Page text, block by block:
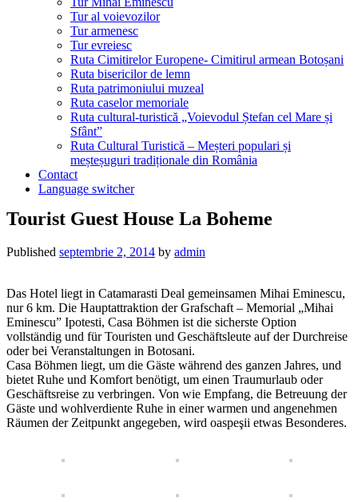
Tur al voievozilor
Tur armenesc
Tur evreiesc
Ruta Cimitirelor Europene- Cimitirul armean Botoșani
Ruta bisericilor de lemn
Ruta patrimoniului muzeal
Ruta caselor memoriale
Ruta cultural-turistică „Voievodul Ștefan cel Mare și
Sfânt”
Ruta Cultural Turistică – Meșteri populari și
meșteșuguri tradiționale din România
Contact
Language switcher
Tourist Guest House La Boheme
Published septembrie 2, 2014 by admin
Das Hotel liegt in Catamarasti Deal gemeinsamen Mihai Eminescu,
nur 6 km. Die Hauptattraktion der Grafschaft – Memorial „Mihai
Eminescu” Ipotesti, Casa Böhmen ist die sicherste Option
vollständig und für Touristen und Geschäftsleute auf der Durchreise
oder bei Veranstaltungen in Botosani.
Casa Böhmen liegt, um die Gäste während des ganzen Jahres, und
bietet Ruhe und Komfort benötigt, um einen Traumurlaub oder
Geschäftsreise zu verbringen. Von wie Empfang, die Betreuung der
Gäste und wohlverdiente Ruhe in einer warmen und angenehmen
Räumen der Zeitpunkt angegeben, wird oaspeşii etwas Besonderes.